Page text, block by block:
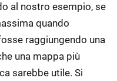
al nostro esempio, se
quando
raggiungendo una
una mappa più
sarebbe utile. Si